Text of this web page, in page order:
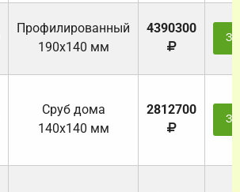
Профилированный
190х140 мм
4390300
Cруб дома
140х140 мм
2812700